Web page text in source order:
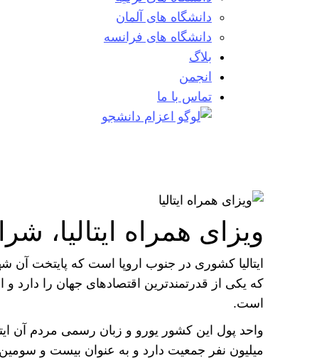
دانشگاه های آلمان
دانشگاه های فرانسه
بلاگ
انجمن
تماس با ما
ویزای همراه ایتالیا،
ایتالیا کشوری در جنوب اروپا است که پایتخت
که یکی از قدرتمندترین اقتصاد‌های جهان را دارد
است.
میلیون نفر جمعیت دارد و به عنوان بیست و